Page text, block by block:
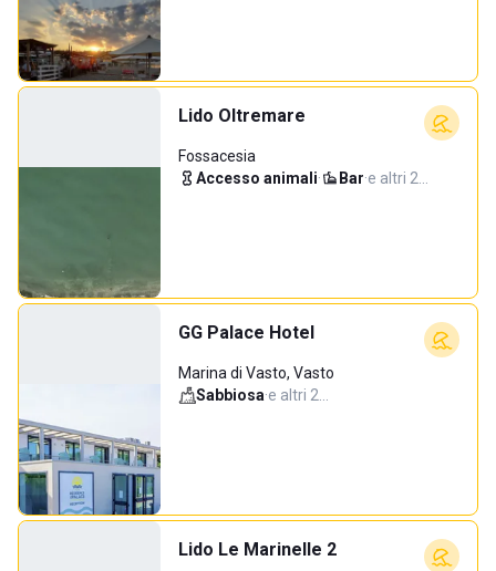
Lido Oltremare
Fossacesia
Accesso animali· Bar·e altri 2…
GG Palace Hotel
Marina di Vasto, Vasto
Sabbiosa·e altri 2…
Lido Le Marinelle 2